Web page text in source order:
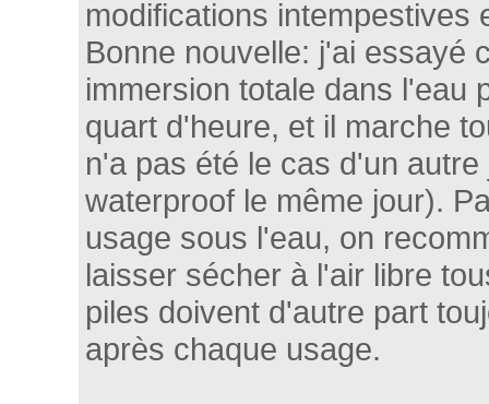
modifications intempestives
Bonne nouvelle: j'ai essayé
immersion totale dans l'eau
quart d'heure, et il marche
n'a pas été le cas d'un
waterproof le même jour).
usage sous l'eau, on
laisser sécher à l'air libre
piles doivent d'autre part
après chaque usage.